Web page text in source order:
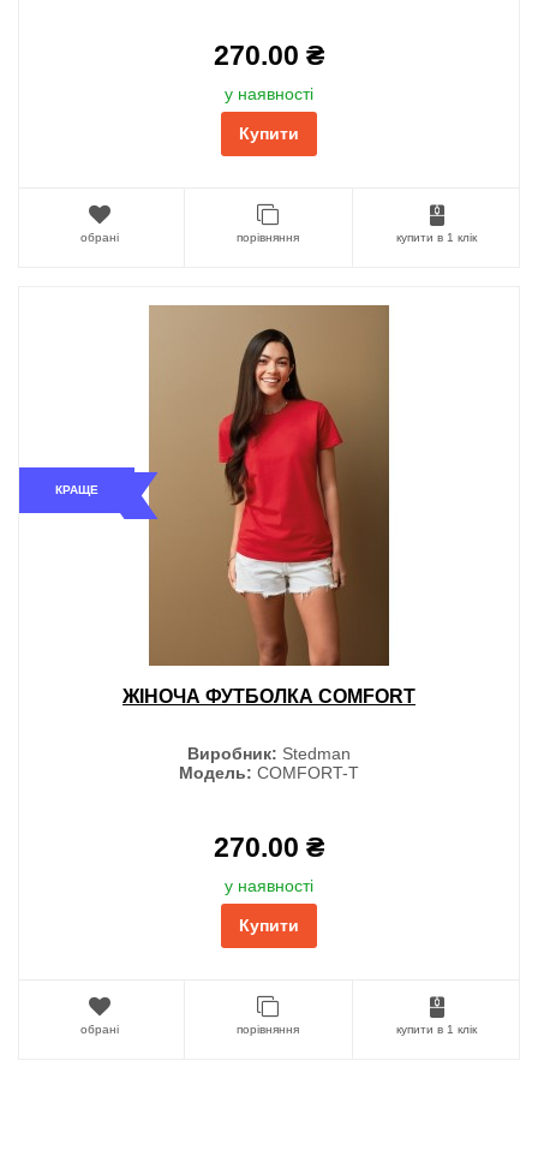
270.00 ₴
у наявності
Купити
обрані порівняння купити в 1 клік
КРАЩЕ
ЖІНОЧА ФУТБОЛКА COMFORT
Виробник: Stedman
Модель: COMFORT-T
270.00 ₴
у наявності
Купити
обрані порівняння купити в 1 клік